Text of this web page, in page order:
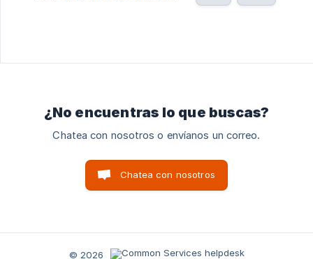
¿No encuentras lo que buscas?
Chatea con nosotros o envíanos un correo.
Chatea con nosotros
© 2026